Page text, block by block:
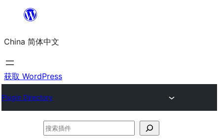
内
容
China 简体中文
获取 WordPress
Plugin Directory
搜